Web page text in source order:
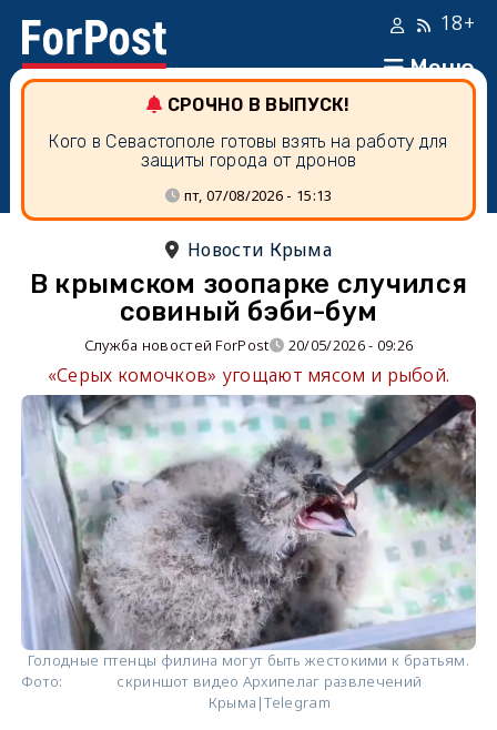
Меню
18+
СРОЧНО В ВЫПУСК!
Кого в Севастополе готовы взять на работу для
защиты города от дронов
пт, 07/08/2026 - 15:13
Новости Крыма
В крымском зоопарке случился
совиный бэби-бум
Служба новостей ForPost 20/05/2026 - 09:26
«Серых комочков» угощают мясом и рыбой.
Голодные птенцы филина могут быть жестокими к братьям.
Фото:
скриншот видео Архипелаг развлечений
Крыма|Telegram